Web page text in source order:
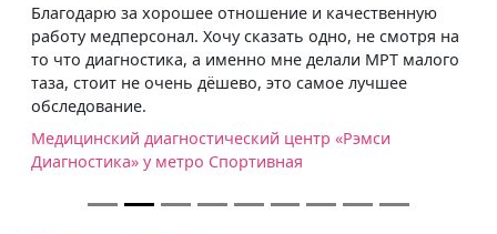
Благодарю за хорошее отношение и качественную
работу медперсонал. Хочу сказать одно, не смотря на
то что диагностика, а именно мне делали МРТ малого
таза, стоит не очень дёшево, это самое лучшее
обследование.
Медицинский диагностический центр «Рэмси
Диагностика» у метро Спортивная